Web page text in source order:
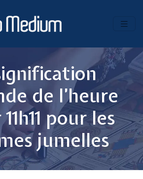
de l’heure
pour les
jumelles